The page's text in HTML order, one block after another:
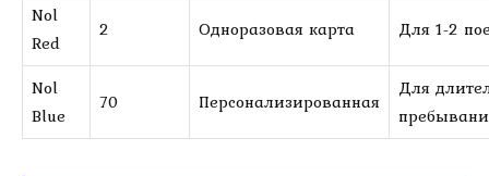
Nol
Red
2 Одноразовая карта Для 1-2
Nol
Blue
70 Персонализированная
Для